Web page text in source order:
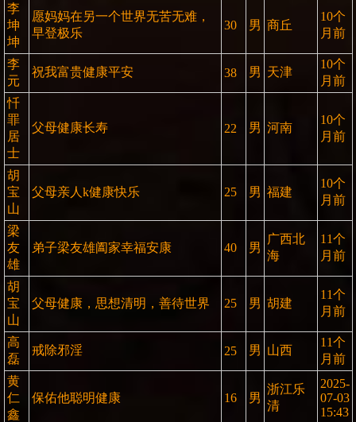
李
坤
坤
愿妈妈在另一个世界无苦无难，
早登极乐
30 男 商丘
10个
月前
李
元
祝我富贵健康平安 38 男 天津
10个
月前
忏
罪
居
士
父母健康长寿 22 男 河南
10个
月前
胡
宝
山
父母亲人k健康快乐 25 男 福建
10个
月前
梁
友
雄
弟子梁友雄阖家幸福安康 40 男
广西北
海
11个
月前
胡
宝
山
父母健康，思想清明，善待世界 25 男 胡建
11个
月前
高
磊
戒除邪淫 25 男 山西
11个
月前
黄
仁
鑫
保佑他聪明健康 16 男
浙江乐
清
2025-
07-03
15:43